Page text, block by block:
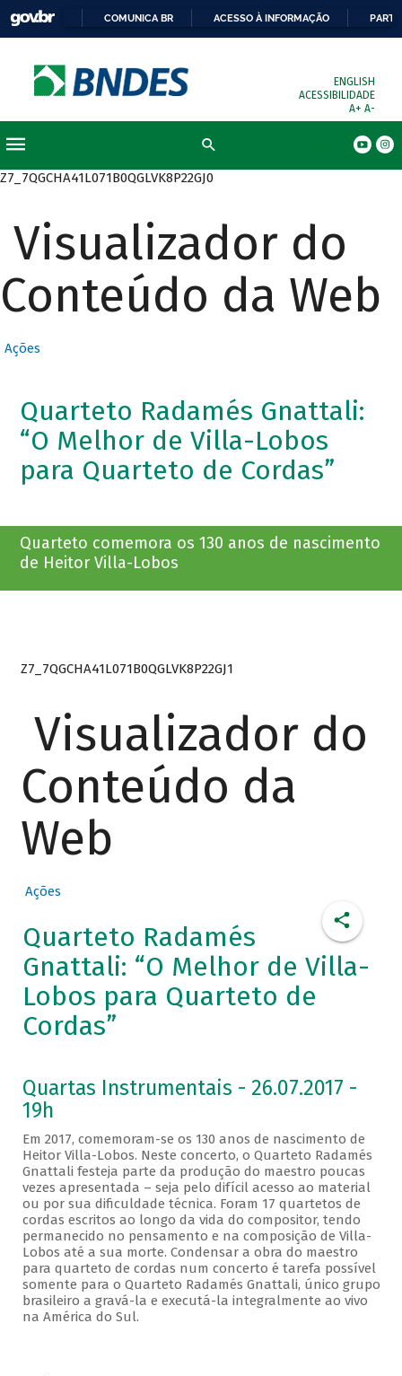
COMUNICA BR ACESSO À INFORMAÇÃO
ENGLISH
ACESSIBILIDADE
A+ A-
Z7_7QGCHA41L071B0QGLVK8P22GJ0
Visualizador do
Conteúdo da Web
Ações
Quarteto Radamés Gnattali:
“O Melhor de Villa-Lobos
para Quarteto de Cordas”
Quarteto comemora os 130 anos de nascimento
de Heitor Villa-Lobos
Z7_7QGCHA41L071B0QGLVK8P22GJ1
Visualizador do
Conteúdo da
Web
Ações
Quarteto Radamés
Gnattali: “O Melhor de Villa-
Lobos para Quarteto de
Cordas”
Quartas Instrumentais - 26.07.2017 -
19h
Em 2017, comemoram-se os 130 anos de nascimento de
Heitor Villa-Lobos. Neste concerto, o Quarteto Radamés
Gnattali festeja parte da produção do maestro poucas
vezes apresentada – seja pelo difícil acesso ao material
ou por sua dificuldade técnica. Foram 17 quartetos de
cordas escritos ao longo da vida do compositor, tendo
permanecido no pensamento e na composição de Villa-
Lobos até a sua morte. Condensar a obra do maestro
para quarteto de cordas num concerto é tarefa possível
somente para o Quarteto Radamés Gnattali, único grupo
brasileiro a gravá-la e executá-la integralmente ao vivo
na América do Sul.